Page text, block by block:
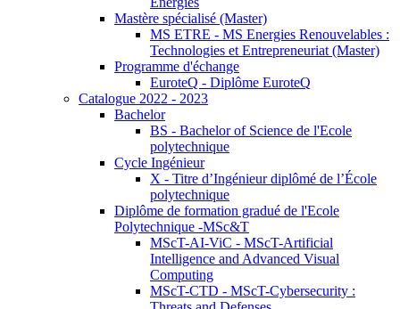
Mastère spécialisé (Master)
MS ETRE - MS Energies Renouvelables :
Technologies et Entrepreneuriat (Master)
Programme d'échange
EuroteQ - Diplôme EuroteQ
Catalogue 2022 - 2023
Bachelor
BS - Bachelor of Science de l'Ecole
polytechnique
Cycle Ingénieur
X - Titre d’Ingénieur diplômé de l’École
polytechnique
Diplôme de formation gradué de l'Ecole
Polytechnique -MSc&T
MScT-AI-ViC - MScT-Artificial
Intelligence and Advanced Visual
Computing
MScT-CTD - MScT-Cybersecurity :